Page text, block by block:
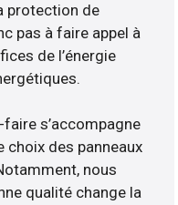
protection de
pas à faire appel à
de l’énergie
s’accompagne
choix des panneaux
nous
qualité change la